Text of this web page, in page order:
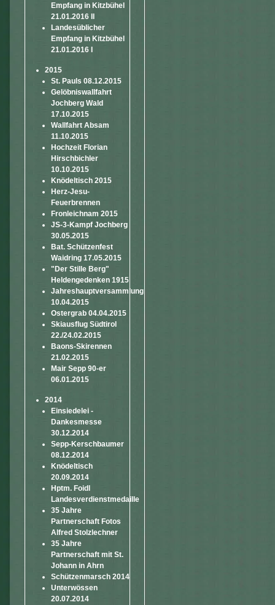
Empfang in Kitzbühel
21.01.2016 II
Landesüblicher
Empfang in Kitzbühel
21.01.2016 I
2015
St. Pauls 08.12.2015
Gelöbniswallfahrt
Jochberg Wald
17.10.2015
Wallfahrt Absam
11.10.2015
Hochzeit Florian
Hirschbichler
10.10.2015
Knödeltisch 2015
Herz-Jesu-
Feuerbrennen
Fronleichnam 2015
JS-3-Kampf Jochberg
30.05.2015
Bat. Schützenfest
Waidring 17.05.2015
"Der Stille Berg"
Heldengedenken 1915
Jahreshauptversammlung
10.04.2015
Ostergrab 04.04.2015
Skiausflug Südtirol
22./24.02.2015
Baons-Skirennen
21.02.2015
Mair Sepp 90-er
06.01.2015
2014
Einsiedelei -
Dankesmesse
30.12.2014
Sepp-Kerschbaumer
08.12.2014
Knödeltisch
20.09.2014
Hptm. Foidl
Landesverdienstmedaille
35 Jahre
Partnerschaft Fotos
Alfred Stolzlechner
35 Jahre
Partnerschaft mit St.
Johann in Ahrn
Schützenmarsch 2014
Unterwössen
20.07.2014